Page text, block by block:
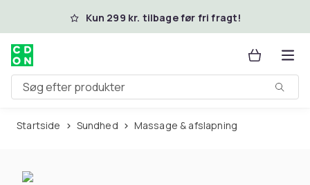
Spring til hovedindhold
Kun 299 kr. tilbage før fri fragt!
Søg efter produkter
Startside Sundhed Massage & afslapning